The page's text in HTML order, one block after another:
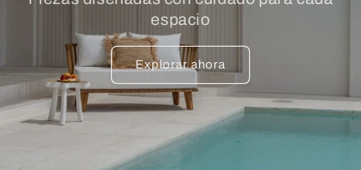
n
:
espacio
Explorar ahora